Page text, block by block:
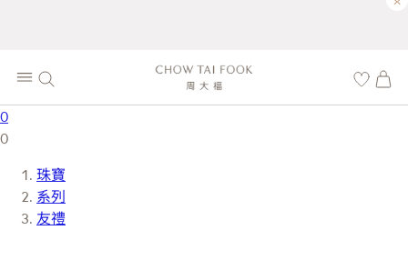
0
0
珠寶
系列
友禮